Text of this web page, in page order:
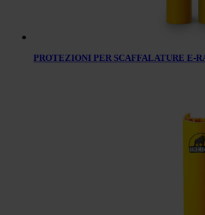
PROTEZIONI PER SCAFFALATURE E-